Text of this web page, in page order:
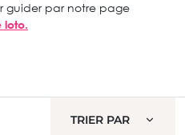
guider par notre page
loto.
TRIER PAR